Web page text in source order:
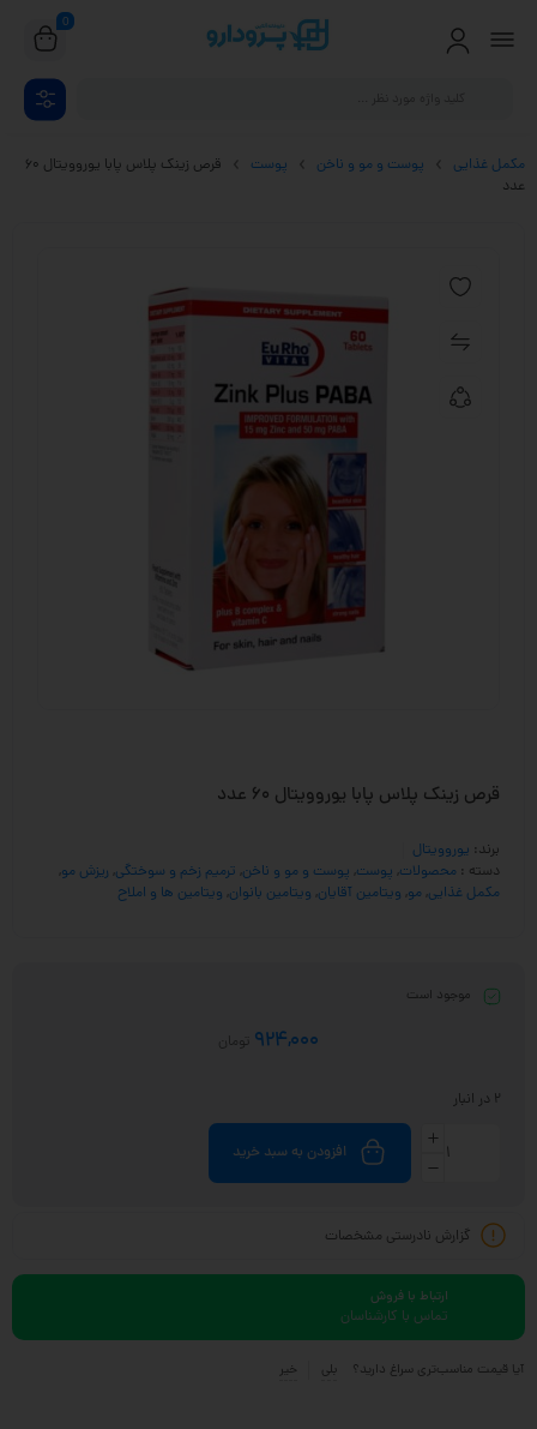
0
مکمل غذایی پوست و مو و ناخن پوست
قرص زینک پلاس پابا یوروویتال 60
عدد
قرص زینک پلاس پابا یوروویتال 60 عدد
برند: یوروویتال
دسته : محصولات پوست پوست و مو و ناخن ترمیم زخم و سوختگی ریزش مو
مکمل غذایی مو ویتامین آقایان ویتامین بانوان ویتامین ها و املاح
موجود است
924,000 تومان
2 در انبار
افزودن به سبد خرید
گزارش نادرستی مشخصات
ارتباط با فروش
تماس با کارشناسان
آیا قیمت مناسب‌تری سراغ دارید؟ بلی خیر